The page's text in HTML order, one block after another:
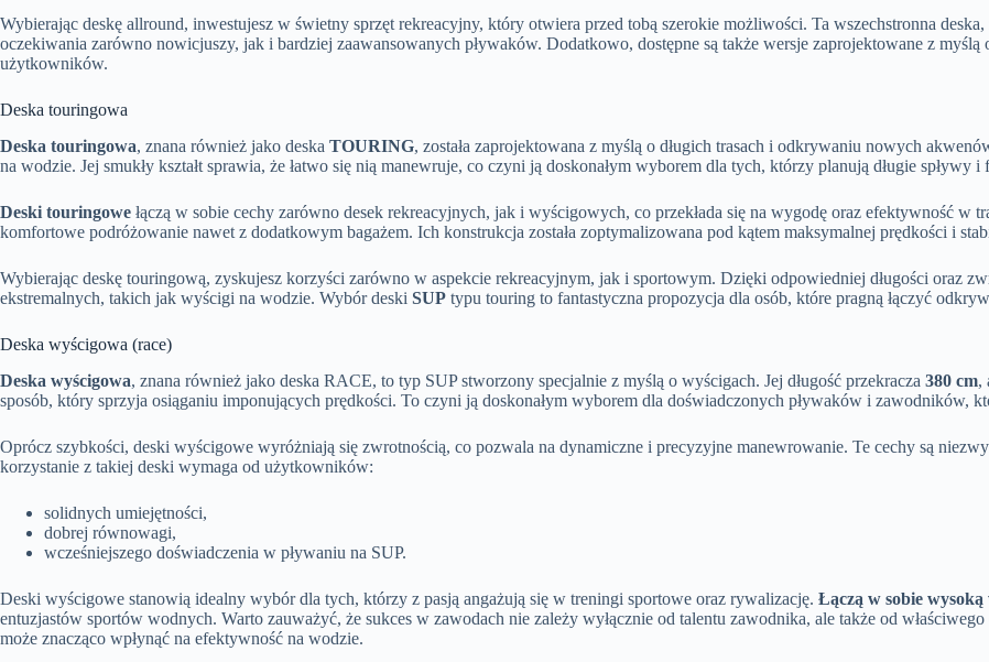
Wybierając deskę allround, inwestujesz w świetny sprzęt rekreacyjny, który otwiera przed tobą szerokie możliwości. Ta wszechstronna
oczekiwania zarówno nowicjuszy, jak i bardziej zaawansowanych pływaków. Dodatkowo, dostępne są także wersje zaprojektowane z
użytkowników.
Deska touringowa
Deska touringowa, znana również jako deska TOURING, została zaprojektowana z myślą o długich trasach i odkrywaniu nowych
na wodzie. Jej smukły kształt sprawia, że łatwo się nią manewruje, co czyni ją doskonałym wyborem dla tych, którzy planują długie spływy
Deski touringowe łączą w sobie cechy zarówno desek rekreacyjnych, jak i wyścigowych, co przekłada się na wygodę oraz efektywność w
komfortowe podróżowanie nawet z dodatkowym bagażem. Ich konstrukcja została zoptymalizowana pod kątem maksymalnej prędkości i
Wybierając deskę touringową, zyskujesz korzyści zarówno w aspekcie rekreacyjnym, jak i sportowym. Dzięki odpowiedniej długości oraz
ekstremalnych, takich jak wyścigi na wodzie. Wybór deski SUP typu touring to fantastyczna propozycja dla osób, które pragną łączyć
Deska wyścigowa (race)
Deska wyścigowa, znana również jako deska RACE, to typ SUP stworzony specjalnie z myślą o wyścigach. Jej długość przekracza 380 cm,
sposób, który sprzyja osiąganiu imponujących prędkości. To czyni ją doskonałym wyborem dla doświadczonych pływaków i zawodników,
Oprócz szybkości, deski wyścigowe wyróżniają się zwrotnością, co pozwala na dynamiczne i precyzyjne manewrowanie. Te cechy są
korzystanie z takiej deski wymaga od użytkowników:
solidnych umiejętności,
dobrej równowagi,
wcześniejszego doświadczenia w pływaniu na SUP.
Deski wyścigowe stanowią idealny wybór dla tych, którzy z pasją angażują się w treningi sportowe oraz rywalizację. Łączą w sobie
entuzjastów sportów wodnych. Warto zauważyć, że sukces w zawodach nie zależy wyłącznie od talentu zawodnika, ale także od
może znacząco wpłynąć na efektywność na wodzie.